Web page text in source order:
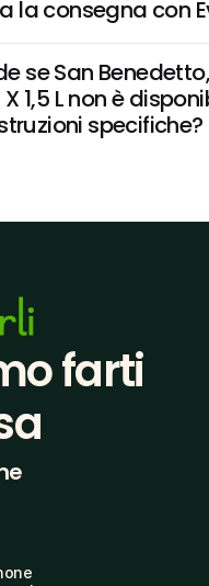
la consegna con
se San
1,5 L non è
specifiche?
farti